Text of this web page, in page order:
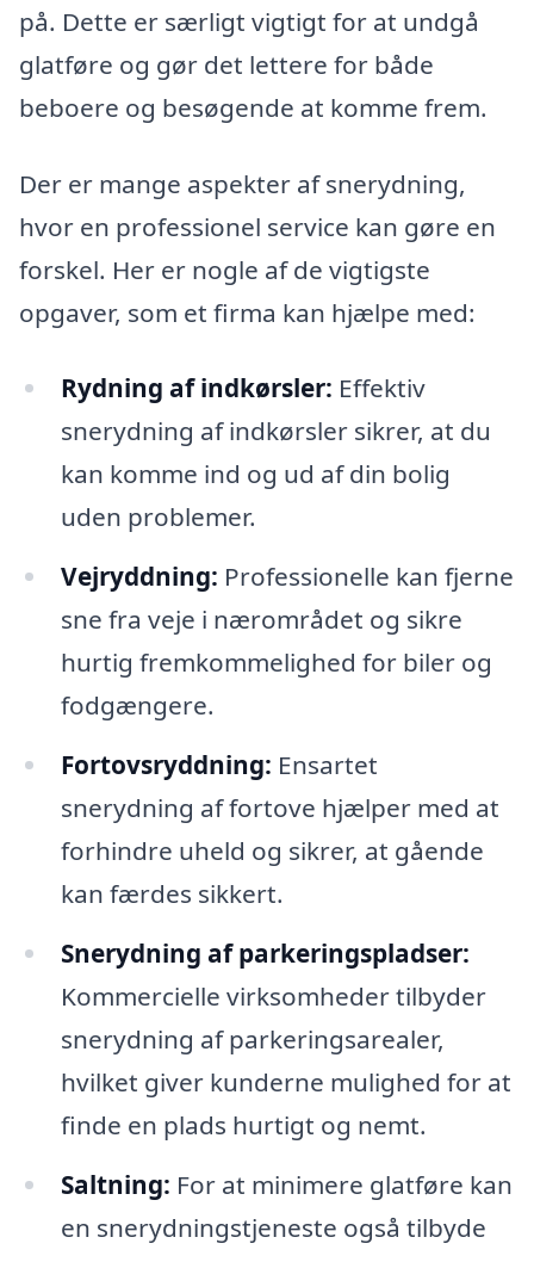
på. Dette er særligt vigtigt for at undgå
glatføre og gør det lettere for både
beboere og besøgende at komme frem.
Der er mange aspekter af snerydning,
hvor en professionel service kan gøre en
forskel. Her er nogle af de vigtigste
opgaver, som et firma kan hjælpe med:
Rydning af indkørsler: Effektiv
snerydning af indkørsler sikrer, at du
kan komme ind og ud af din bolig
uden problemer.
Vejryddning: Professionelle kan fjerne
sne fra veje i nærområdet og sikre
hurtig fremkommelighed for biler og
fodgængere.
Fortovsryddning: Ensartet
snerydning af fortove hjælper med at
forhindre uheld og sikrer, at gående
kan færdes sikkert.
Snerydning af parkeringspladser:
Kommercielle virksomheder tilbyder
snerydning af parkeringsarealer,
hvilket giver kunderne mulighed for at
finde en plads hurtigt og nemt.
Saltning: For at minimere glatføre kan
en snerydningstjeneste også tilbyde